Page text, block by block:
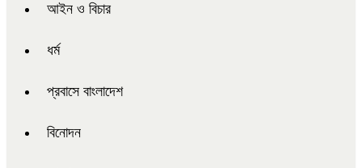
আইন ও বিচার
ধর্ম
প্রবাসে বাংলাদেশ
বিনোদন